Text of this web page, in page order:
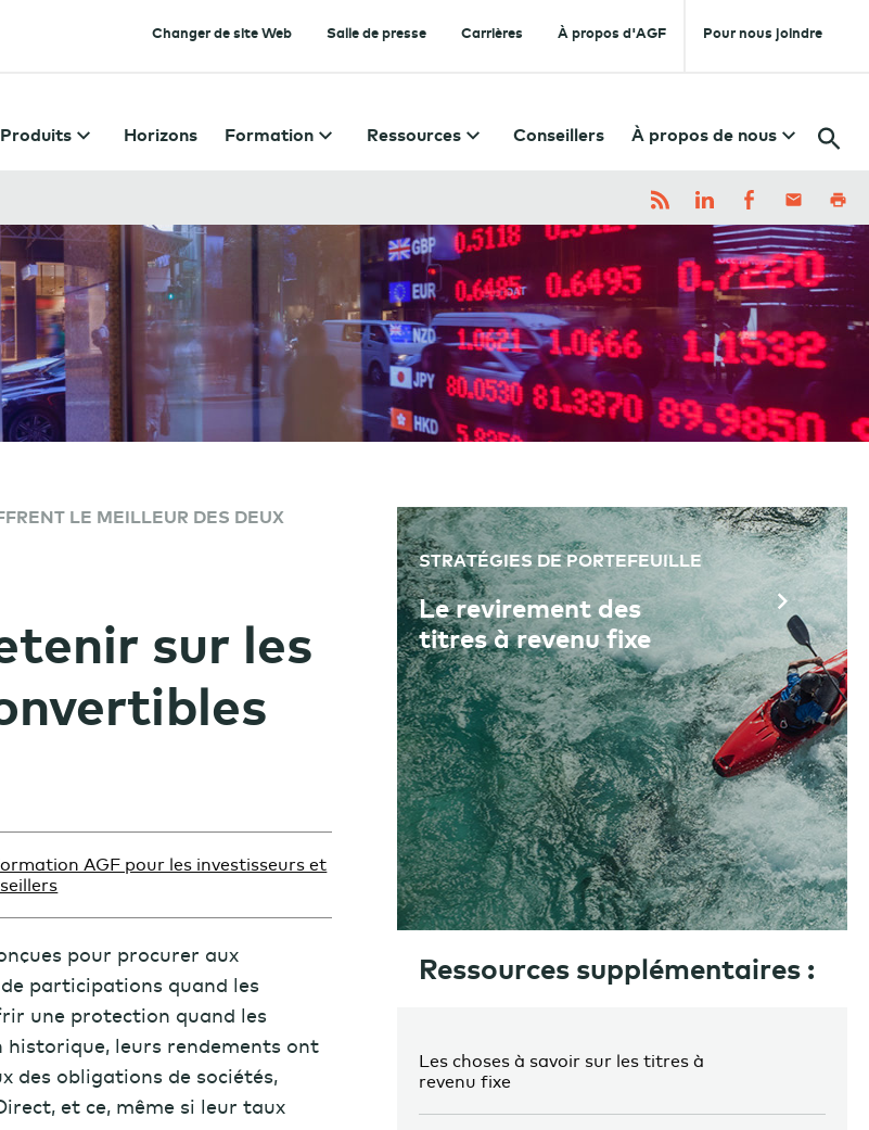
Changer de site Web Salle de presse Carrières À propos d'AGF Pour nous joindre
Produits Horizons Formation Ressources Conseillers À propos de nous
LE MEILLEUR DES DEUX
sur les
AGF pour les investisseurs et
pour procurer aux
participations quand les
une protection quand les
historique, leurs rendements ont
des obligations de sociétés,
et ce, même si leur taux
STRATÉGIES DE PORTEFEUILLE
Le revirement des
titres à revenu fixe
Ressources supplémentaires :
Les choses à savoir sur les titres à
revenu fixe